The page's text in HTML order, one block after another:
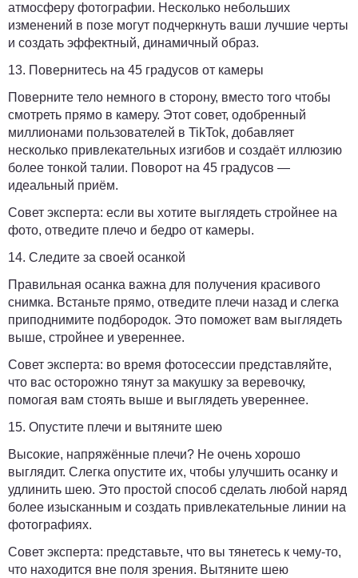
атмосферу фотографии. Несколько небольших
изменений в позе могут подчеркнуть ваши лучшие черты
и создать эффектный, динамичный образ.
13. Повернитесь на 45 градусов от камеры
Поверните тело немного в сторону, вместо того чтобы
смотреть прямо в камеру. Этот совет, одобренный
миллионами пользователей в TikTok, добавляет
несколько привлекательных изгибов и создаёт иллюзию
более тонкой талии. Поворот на 45 градусов —
идеальный приём.
Совет эксперта: если вы хотите выглядеть стройнее на
фото, отведите плечо и бедро от камеры.
14. Следите за своей осанкой
Правильная осанка важна для получения красивого
снимка. Встаньте прямо, отведите плечи назад и слегка
приподнимите подбородок. Это поможет вам выглядеть
выше, стройнее и увереннее.
Совет эксперта: во время фотосессии представляйте,
что вас осторожно тянут за макушку за веревочку,
помогая вам стоять выше и выглядеть увереннее.
15. Опустите плечи и вытяните шею
Высокие, напряжённые плечи? Не очень хорошо
выглядит. Слегка опустите их, чтобы улучшить осанку и
удлинить шею. Это простой способ сделать любой наряд
более изысканным и создать привлекательные линии на
фотографиях.
Совет эксперта: представьте, что вы тянетесь к чему-то,
что находится вне поля зрения. Вытяните шею